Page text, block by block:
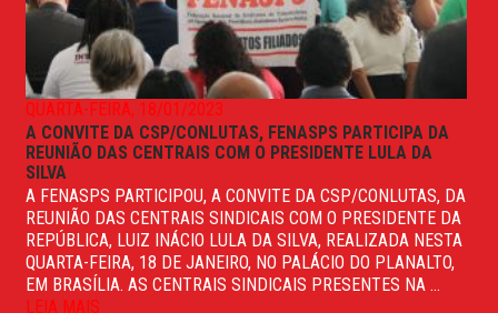
QUARTA-FEIRA, 18/01/2023
A CONVITE DA CSP/CONLUTAS, FENASPS PARTICIPA DA
REUNIÃO DAS CENTRAIS COM O PRESIDENTE LULA DA
SILVA
A FENASPS PARTICIPOU, A CONVITE DA CSP/CONLUTAS, DA
REUNIÃO DAS CENTRAIS SINDICAIS COM O PRESIDENTE DA
REPÚBLICA, LUIZ INÁCIO LULA DA SILVA, REALIZADA NESTA
QUARTA-FEIRA, 18 DE JANEIRO, NO PALÁCIO DO PLANALTO,
EM BRASÍLIA. AS CENTRAIS SINDICAIS PRESENTES NA ...
LEIA MAIS